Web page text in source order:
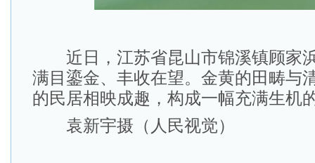
近日，江苏省昆山市锦溪镇顾家
满目鎏金、丰收在望。金黄的田畴与
的民居相映成趣，构成一幅充满生机
袁新宇摄（人民视觉）